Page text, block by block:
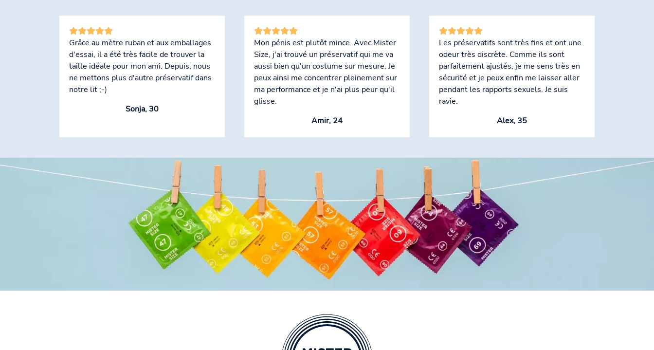
Grâce au mètre ruban et aux emballages
d'essai, il a été très facile de trouver la
taille idéale pour mon ami. Depuis, nous
ne mettons plus d'autre préservatif dans
notre lit ;-)
Sonja, 30
Mon pénis est plutôt mince. Avec Mister
Size, j'ai trouvé un préservatif qui me va
aussi bien qu'un costume sur mesure. Je
peux ainsi me concentrer pleinement sur
ma performance et je n'ai plus peur qu'il
glisse.
Amir, 24
Les préservatifs sont très fins et ont une
odeur très discrète. Comme ils sont
parfaitement ajustés, je me sens très en
sécurité et je peux enfin me laisser aller
pendant les rapports sexuels. Je suis
ravie.
Alex, 35